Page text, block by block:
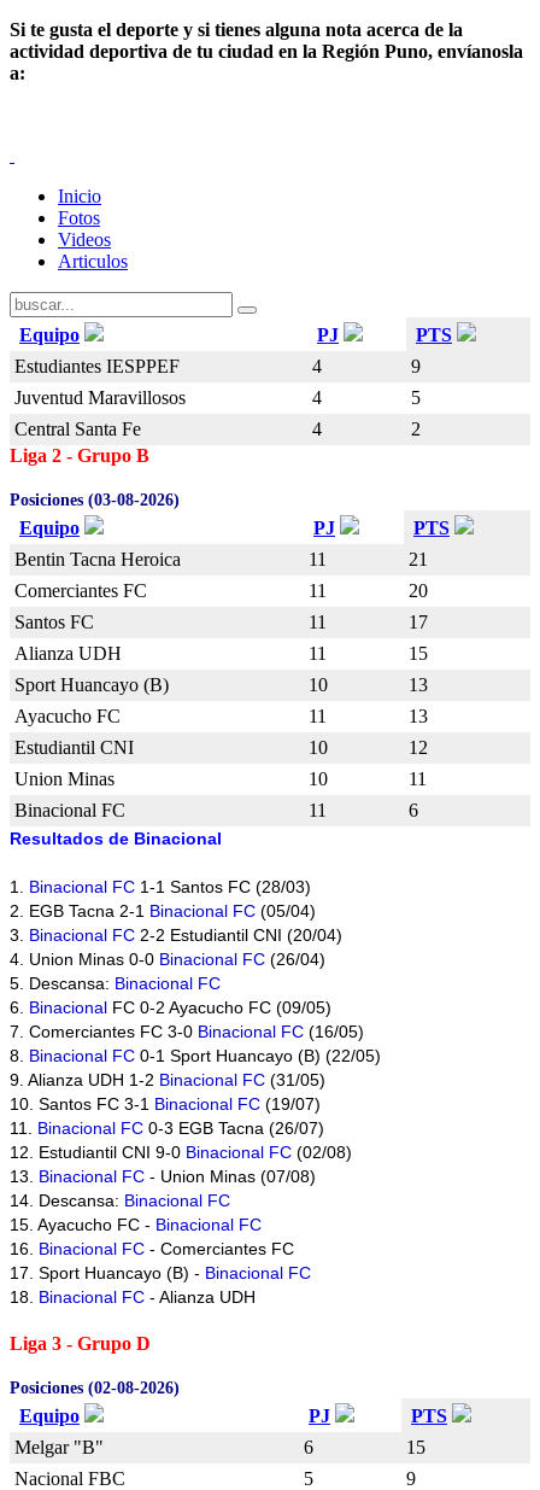
Si te gusta el deporte y si tienes alguna nota acerca de la
actividad deportiva de tu ciudad en la Región Puno, envíanosla
a:
Inicio
Fotos
Videos
Articulos
Equipo PJ
PTS
Estudiantes IESPPEF
4
9
Juventud Maravillosos
4
5
Central Santa Fe
4
2
Liga 2 - Grupo B
Posiciones (03-08-2026)
Equipo PJ
PTS
Bentin Tacna Heroica
11
21
Comerciantes FC
11
20
Santos FC
11
17
Alianza UDH
11
15
Sport Huancayo (B)
10
13
Ayacucho FC
11
13
Estudiantil CNI
10
12
Union Minas
10
11
Binacional FC
11 6
Resultados de Binacional
1. Binacional FC 1-1 Santos FC (28/03)
2. EGB Tacna 2-1 Binacional FC (05/04)
3. Binacional FC 2-2 Estudiantil CNI (20/04)
4. Union Minas 0-0 Binacional FC (26/04)
5. Descansa: Binacional FC
6. Binacional FC 0-2 Ayacucho FC (09/05)
7. Comerciantes FC 3-0 Binacional FC (16/05)
8. Binacional FC 0-1 Sport Huancayo (B) (22/05)
9. Alianza UDH 1-2 Binacional FC (31/05)
10. Santos FC 3-1 Binacional FC (19/07)
11. Binacional FC 0-3 EGB Tacna (26/07)
12. Estudiantil CNI 9-0 Binacional FC (02/08)
13. Binacional FC - Union Minas (07/08)
14. Descansa: Binacional FC
15. Ayacucho FC - Binacional FC
16. Binacional FC - Comerciantes FC
17. Sport Huancayo (B) - Binacional FC
18. Binacional FC - Alianza UDH
Liga 3 - Grupo D
Posiciones (02-08-2026)
Equipo PJ
PTS
Melgar "B"
6
15
Nacional FBC
5
9